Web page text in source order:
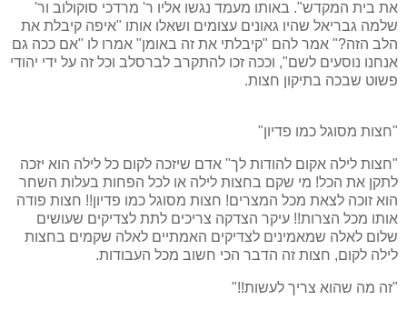
את בית המקדש". באותו מעמד נגשו אליו ר' מרדכי סוקולוב ור'
שלמה גבריאל שהיו גאונים עצומים ושאלו אותו "איפה קיבלת את
הלב הזה?" אמר להם "קיבלתי את זה באומן" אמרו לו "אם ככה גם
אנחנו נוסעים לשם", וככה זכו להתקרב לברסלב וכל זה על ידי יהודי
פשוט שבכה בתיקון חצות.
"חצות מסוגל כמו פדיון"
"חצות לילה אקום להודות לך" אדם שיזכה לקום כל לילה הוא יזכה
לתקן את הכל! מי שקם בחצות לילה או לכל הפחות בעלות השחר
הוא זוכה לצאת מכל המצרים! חצות מסוגל כמו פדיון!! חצות פודה
אותו מכל הצרות!! עיקר הצדקה צריכים לתת לצדיקים שעושים
שלום לאלה שמאמינים לצדיקים האמתיים לאלה שקמים בחצות
לילה לקום, חצות זה הדבר הכי חשוב מכל העבודות.
"זה מה שהוא צריך לעשות!!"